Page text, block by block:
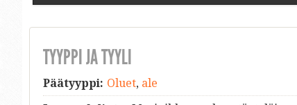
TYYPPI JA TYYLI
Päätyyppi: Oluet, ale